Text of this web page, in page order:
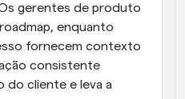
gerentes de produto
enquanto
fornecem contexto
consistente
do cliente e leva a